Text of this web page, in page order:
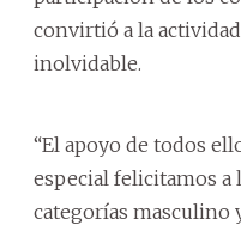
convirtió a la
inolvidable.
“El apoyo de todos
especial felicitamos a
categorías masculino